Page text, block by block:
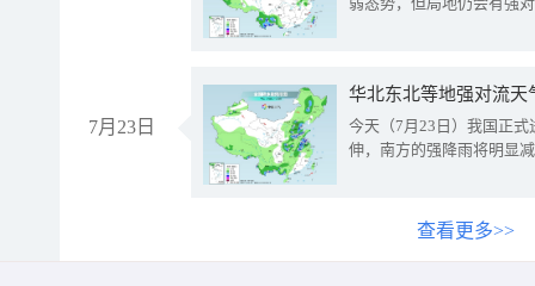
7月23日
华北东北等地强对流天
今天（7月23日）我国正
伸，南方的强降雨将明显
查看更多>>